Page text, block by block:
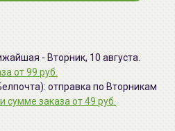
- Вторник, 10 августа.
от 99 руб.
отправка по Вторникам
сумме заказа от 49 руб.